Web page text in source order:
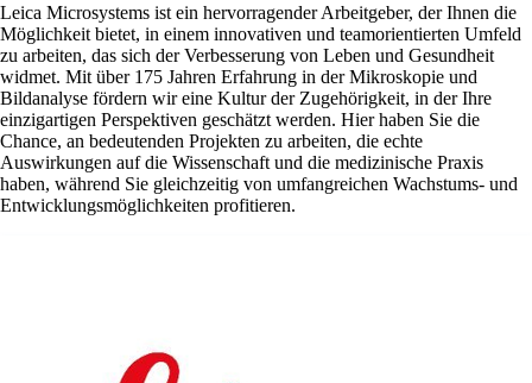
Leica Microsystems ist ein hervorragender Arbeitgeber, der Ihnen die
Möglichkeit bietet, in einem innovativen und teamorientierten Umfeld
zu arbeiten, das sich der Verbesserung von Leben und Gesundheit
widmet. Mit über 175 Jahren Erfahrung in der Mikroskopie und
Bildanalyse fördern wir eine Kultur der Zugehörigkeit, in der Ihre
einzigartigen Perspektiven geschätzt werden. Hier haben Sie die
Chance, an bedeutenden Projekten zu arbeiten, die echte
Auswirkungen auf die Wissenschaft und die medizinische Praxis
haben, während Sie gleichzeitig von umfangreichen Wachstums- und
Entwicklungsmöglichkeiten profitieren.